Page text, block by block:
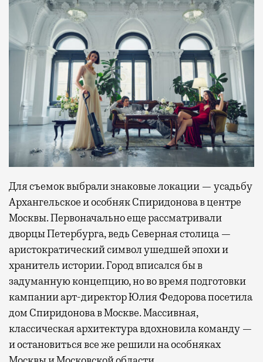
Для съемок выбрали знаковые локации — усадьбу
Архангельское и особняк Спиридонова в центре
Москвы. Первоначально еще рассматривали
дворцы Петербурга, ведь Северная столица —
аристократический символ ушедшей эпохи и
хранитель истории. Город вписался бы в
задуманную концепцию, но во время подготовки
кампании арт-директор Юлия Федорова посетила
дом Спиридонова в Москве. Массивная,
классическая архитектура вдохновила команду —
и остановиться все же решили на особняках